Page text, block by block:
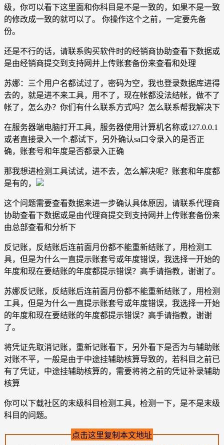
级，你可以看下这里面和你科目是不是一致的，如果不是一致
的修改成一致的就可以了。 你操作这个之前，一定要先备
份。
还是不行的话，请联系购买软件时的经销商协助查看下数据或
是由经销商提交到支持网并上传账套备份来查看和处理
苏娜：三个用户名都试过了，密码为空，我也登录数据库进得
去的，就是进不来工具，用不了，现在帐都没法结帐，做不了
帐了，怎么办？你们有什么联系方式吗？怎么联系帮我解决下
在服务器端电脑打开工具，服务器使用计算机名称或127.0.0.1
或者直接录入一个.都试下，另外确认sa口令录入的是否正
确，账套号和年度是否都录入正确
那我想进检测工具试试，进不去，怎么解决呢？账套和年度都
是有的，
这个问题需要查看数据来进一步确认具体原因，请联系代理商
协助查看下数据或是由代理商提交到支持网并上传账套备份来
由总部查看和分析下
反记账，反结账后连前面月份都不能重新结账了，用检测工
具，但是为什么一直提示账套号或年度错误，我选择一开始的
年度和现在要结账的年度都提示错误？高手请指教，谢谢了。
苏娜反记账，反结账后连前面月份都不能重新结账了，用检测
工具，但是为什么一直提示账套号或年度错误，我选择一开始
的年度和现在要结账的年度都提示错误？高手请指教，谢谢
了。
将凭证先取消记账，重新记账看下，另外看下是否为与辅助账
对账不平，一般是由于中途挂辅助核算导致的，若科目之前已
有了凭证，中途挂辅助核算的，需要将将之前的凭证补录辅助
核算
你可以下载社区的末级科目检测工具，检测一下，是不是末级
科目的问题。
点击这里复制本文地址